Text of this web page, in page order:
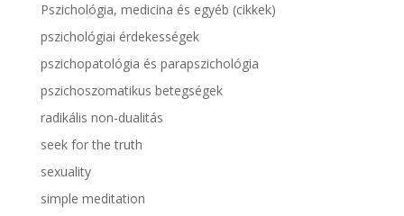
Pszichológia, medicina és egyéb (cikkek)
pszichológiai érdekességek
pszichopatológia és parapszichológia
pszichoszomatikus betegségek
radikális non-dualitás
seek for the truth
sexuality
simple meditation